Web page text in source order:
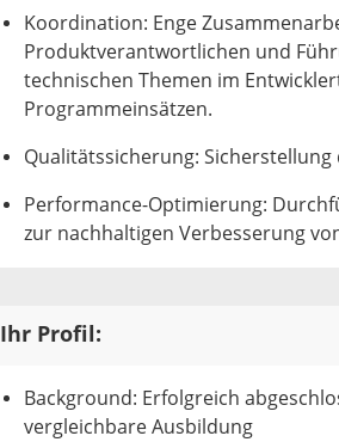
Koordination: Enge
Produktverantwortlichen und
technischen Themen im
Programmeinsätzen.
Qualitätssicherung:
Performance-Optimierung:
zur nachhaltigen Verbesserung
Ihr Profil:
Background: Erfolgreich
vergleichbare Ausbildung